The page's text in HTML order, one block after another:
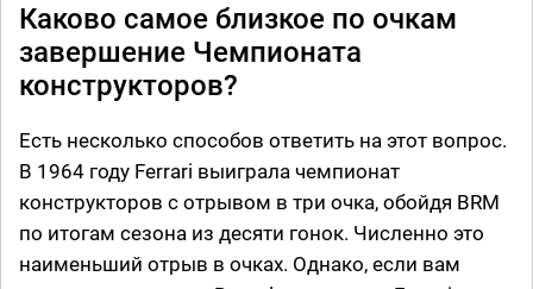
Каково самое близкое по очкам
завершение Чемпионата
конструкторов?
Есть несколько способов ответить на этот вопрос.
В 1964 году Ferrari выиграла чемпионат
конструкторов с отрывом в три очка, обойдя BRM
по итогам сезона из десяти гонок. Численно это
наименьший отрыв в очках. Однако, если вам